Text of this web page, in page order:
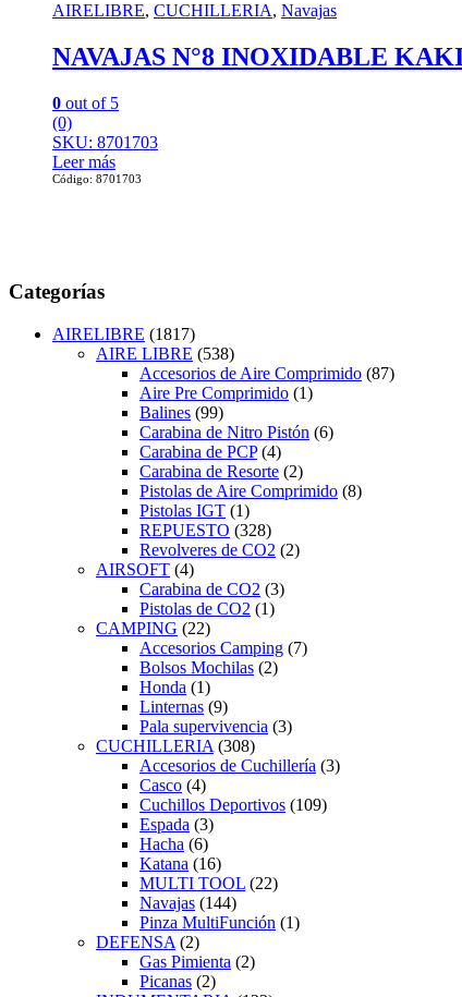
AIRELIBRE, CUCHILLERIA, Navajas
NAVAJAS N°8 INOXIDABLE
0 out of 5
(0)
SKU: 8701703
Leer más
Código: 8701703
Categorías
AIRELIBRE (1817)
AIRE LIBRE (538)
Accesorios de Aire Comprimido (87)
Aire Pre Comprimido (1)
Balines (99)
Carabina de Nitro Pistón (6)
Carabina de PCP (4)
Carabina de Resorte (2)
Pistolas de Aire Comprimido (8)
Pistolas IGT (1)
REPUESTO (328)
Revolveres de CO2 (2)
AIRSOFT (4)
Carabina de CO2 (3)
Pistolas de CO2 (1)
CAMPING (22)
Accesorios Camping (7)
Bolsos Mochilas (2)
Honda (1)
Linternas (9)
Pala supervivencia (3)
CUCHILLERIA (308)
Accesorios de Cuchillería (3)
Casco (4)
Cuchillos Deportivos (109)
Espada (3)
Hacha (6)
Katana (16)
MULTI TOOL (22)
Navajas (144)
Pinza MultiFunción (1)
DEFENSA (2)
Gas Pimienta (2)
Picanas (2)